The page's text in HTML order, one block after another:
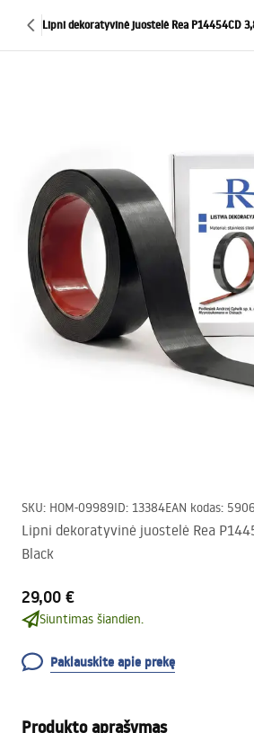
Lipni dekoratyvinė juostelė Rea P14454CD
SKU: HOM-09989ID: 13384EAN kodas:
Lipni dekoratyvinė juostelė Rea
Black
29,00 €
Siuntimas šiandien.
Paklauskite apie prekę
Produkto aprašymas